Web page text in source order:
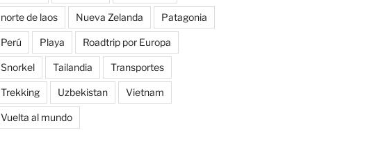
norte de laos Nueva Zelanda Patagonia
Perú Playa Roadtrip por Europa
Snorkel Tailandia Transportes
Trekking Uzbekistan Vietnam
Vuelta al mundo